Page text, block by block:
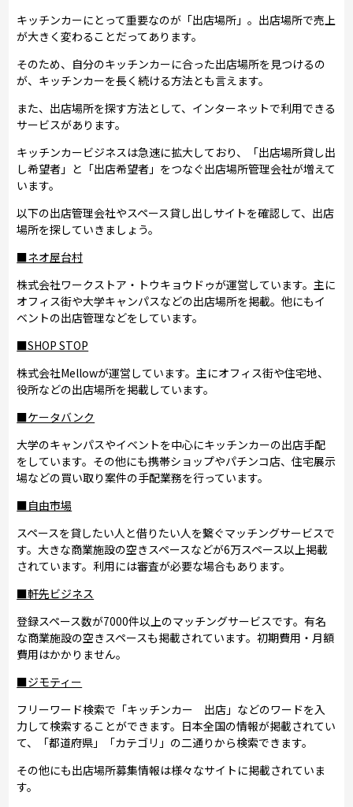
キッチンカーにとって重要なのが「出店場所」。出店場所で売上
が大きく変わることだってあります。
そのため、自分のキッチンカーに合った出店場所を見つけるの
が、キッチンカーを長く続ける方法とも言えます。
また、出店場所を探す方法として、インターネットで利用できる
サービスがあります。
キッチンカービジネスは急速に拡大しており、「出店場所貸し出
し希望者」と「出店希望者」をつなぐ出店場所管理会社が増えて
います。
以下の出店管理会社やスペース貸し出しサイトを確認して、出店
場所を探していきましょう。
■ネオ屋台村
株式会社ワークストア・トウキョウドゥが運営しています。主に
オフィス街や大学キャンパスなどの出店場所を掲載。他にもイ
ベントの出店管理などをしています。
■SHOP STOP
株式会社Mellowが運営しています。主にオフィス街や住宅地、
役所などの出店場所を掲載しています。
■ケータバンク
大学のキャンパスやイベントを中心にキッチンカーの出店手配
をしています。その他にも携帯ショップやパチンコ店、住宅展示
場などの買い取り案件の手配業務を行っています。
■自由市場
スペースを貸したい人と借りたい人を繋ぐマッチングサービスで
す。大きな商業施設の空きスペースなどが6万スペース以上掲載
されています。利用には審査が必要な場合もあります。
■軒先ビジネス
登録スペース数が7000件以上のマッチングサービスです。有名
な商業施設の空きスペースも掲載されています。初期費用・月額
費用はかかりません。
■ジモティー
フリーワード検索で「キッチンカー 出店」などのワードを入
力して検索することができます。日本全国の情報が掲載されてい
て、「都道府県」「カテゴリ」の二通りから検索できます。
その他にも出店場所募集情報は様々なサイトに掲載されていま
す。